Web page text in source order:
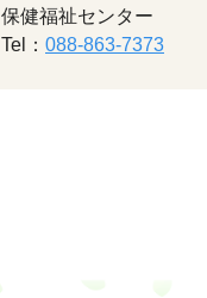
保健福祉センター
Tel： 088-863-7373